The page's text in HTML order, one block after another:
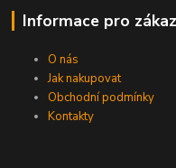
Informace pro
O nás
Jak nakupovat
Obchodní podmínky
Kontakty